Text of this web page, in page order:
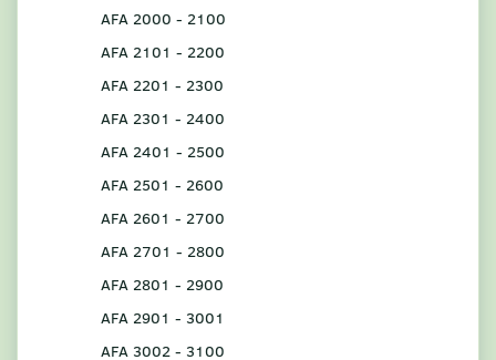
AFA 2000 - 2100
AFA 2101 - 2200
AFA 2201 - 2300
AFA 2301 - 2400
AFA 2401 - 2500
AFA 2501 - 2600
AFA 2601 - 2700
AFA 2701 - 2800
AFA 2801 - 2900
AFA 2901 - 3001
AFA 3002 - 3100